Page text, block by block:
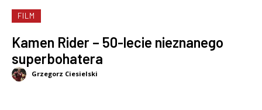
FILM
Kamen Rider – 50-lecie nieznanego
superbohatera
Grzegorz Ciesielski